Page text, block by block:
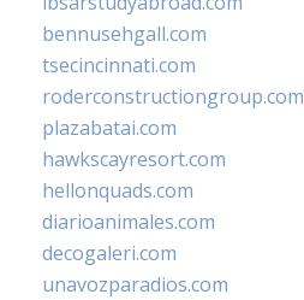
bennusehgall.com
tsecincinnati.com
roderconstructiongroup.com
plazabatai.com
hawkscayresort.com
hellonquads.com
diarioanimales.com
decogaleri.com
unavozparadios.com